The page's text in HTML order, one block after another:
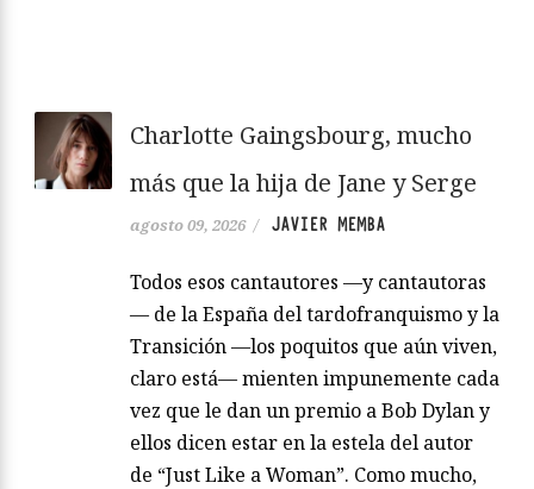
Charlotte Gaingsbourg, mucho
más que la hija de Jane y Serge
agosto 09, 2026 / JAVIER MEMBA
Todos esos cantautores —y cantautoras
— de la España del tardofranquismo y la
Transición —los poquitos que aún viven,
claro está— mienten impunemente cada
vez que le dan un premio a Bob Dylan y
ellos dicen estar en la estela del autor
de “Just Like a Woman”. Como mucho,